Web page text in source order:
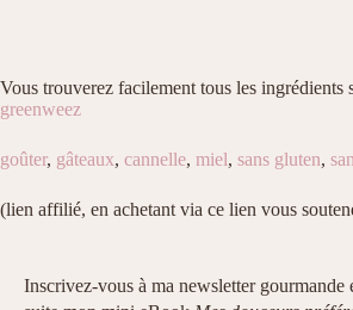
Vous trouverez facilement tous les ingrédients
greenweez
goûter, gâteaux, cannelle, miel, sans gluten,
(lien affilié, en achetant via ce lien vous
Inscrivez-vous à ma newsletter gourmande